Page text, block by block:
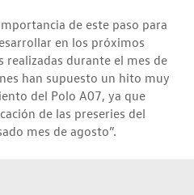
de este paso para
en los próximos
realizadas durante el mes de
han supuesto un hito muy
del Polo A07, ya que
de las preseries del
mes de agosto”.